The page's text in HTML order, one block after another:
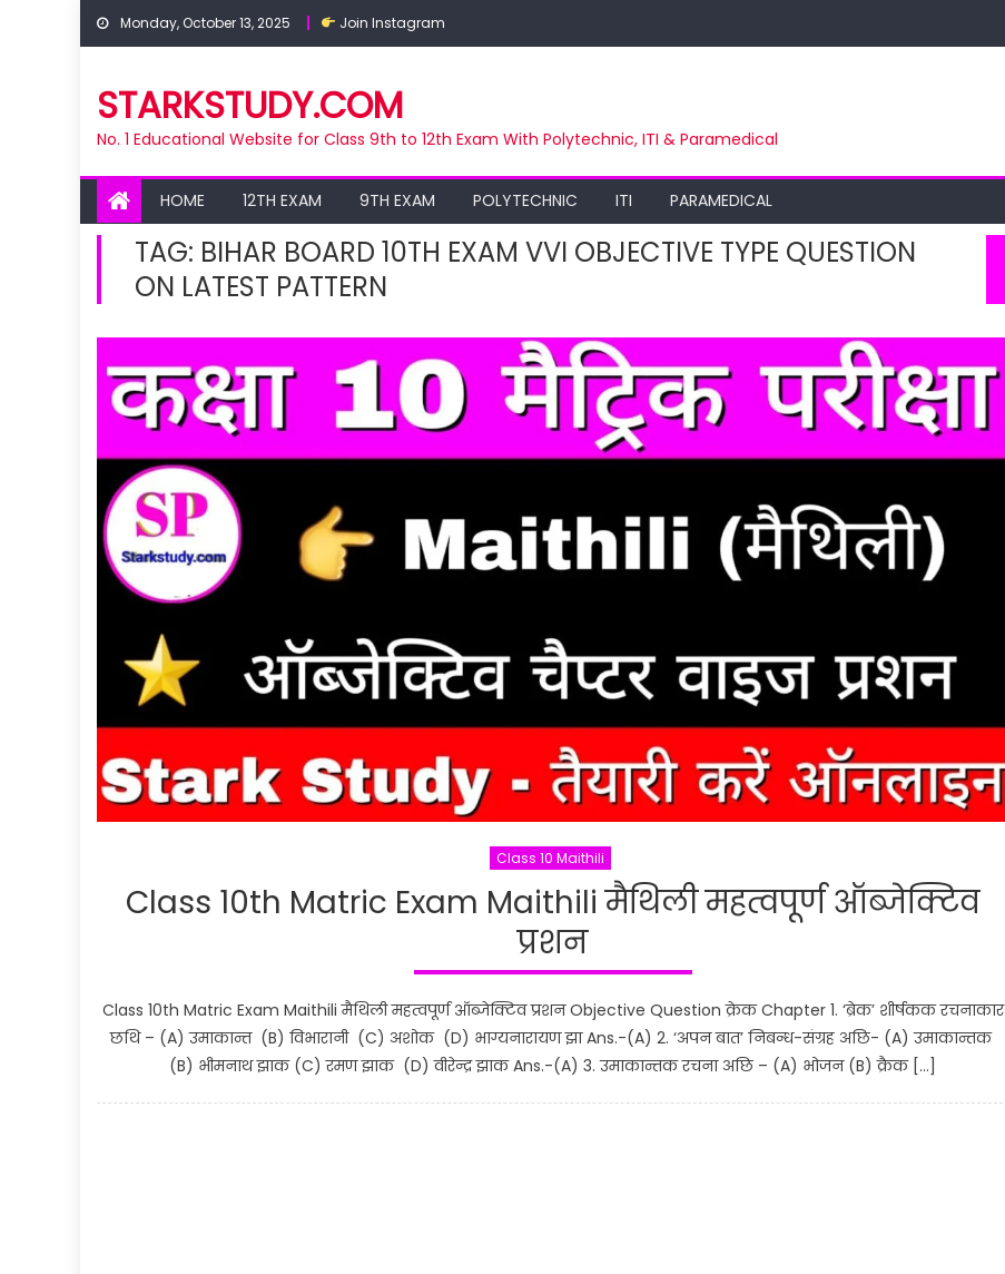
Skip
Monday, October 13, 2025 Join Instagram
STARKSTUDY.COM
No. 1 Educational Website for Class 9th to 12th Exam With Polytechnic, ITI & Paramedical
HOME 12TH EXAM 9TH EXAM POLYTECHNIC ITI PARAMEDICAL
TAG: BIHAR BOARD 10TH EXAM VVI OBJECTIVE TYPE QUESTION
ON LATEST PATTERN
Class 10 Maithili
Class 10th Matric Exam Maithili मैथिली महत्वपूर्ण ऑब्जेक्टिव
प्रशन
Class 10th Matric Exam Maithili मैथिली महत्वपूर्ण ऑब्जेक्टिव प्रशन Objective Question क्रेक Chapter 1. ‘ब्रेक’ शीर्षकक रचनाकार
छथि – (A) उमाकान्त (B) विभारानी (C) अशोक (D) भाग्यनारायण झा Ans.-(A) 2. ‘अपन बात’ निबन्ध-संग्रह अछि- (A) उमाकान्तक
(B) भीमनाथ झाक (C) रमण झाक (D) वीरेन्द्र झाक Ans.-(A) 3. उमाकान्तक रचना अछि – (A) भोजन (B) क्रैक […]